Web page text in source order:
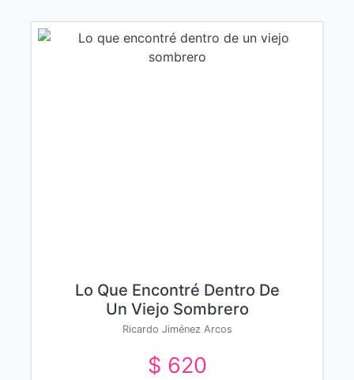
Lo Que Encontré Dentro De
Un Viejo Sombrero
Ricardo Jiménez Arcos
$ 620